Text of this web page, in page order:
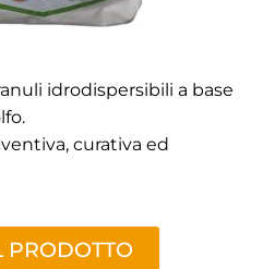
idrodispersibili a base
curativa ed
PRODOTTO